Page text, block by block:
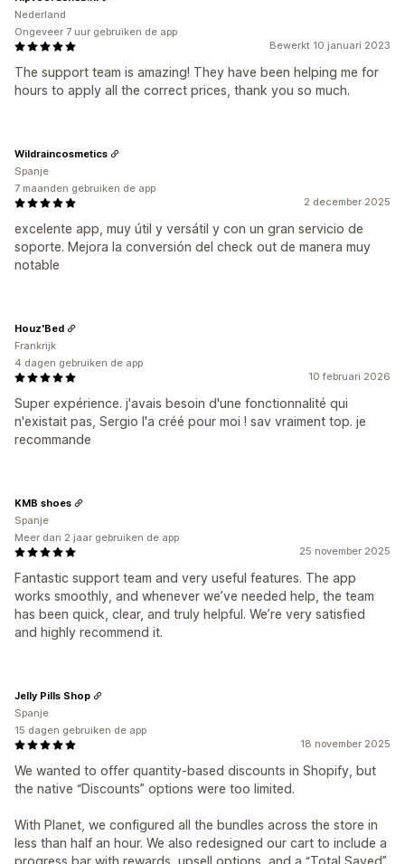
Bewerkt 10 januari 2023
The support team is amazing! They have been helping me for
hours to apply all the correct prices, thank you so much.
Nederland
Ongeveer 7 uur gebruiken de app
2 december 2025
excelente app, muy útil y versátil y con un gran servicio de
soporte. Mejora la conversión del check out de manera muy
notable
Wildraincosmetics
Spanje
7 maanden gebruiken de app
10 februari 2026
Super expérience. j'avais besoin d'une fonctionnalité qui
n'existait pas, Sergio l'a créé pour moi ! sav vraiment top. je
recommande
Houz'Bed
Frankrijk
4 dagen gebruiken de app
25 november 2025
Fantastic support team and very useful features. The app
works smoothly, and whenever we’ve needed help, the team
has been quick, clear, and truly helpful. We’re very satisfied
and highly recommend it.
KMB shoes
Spanje
Meer dan 2 jaar gebruiken de app
18 november 2025
We wanted to offer quantity-based discounts in Shopify, but
the native “Discounts” options were too limited.
With Planet, we configured all the bundles across the store in
less than half an hour. We also redesigned our cart to include a
progress bar with rewards, upsell options, and a “Total Saved”
Jelly Pills Shop
Spanje
15 dagen gebruiken de app